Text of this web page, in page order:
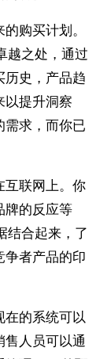
购买计划。
越之处，通过
历史，产品趋
以提升洞察
需求，而你已
互联网上。你
牌的反应等
结合起来，了
争者产品的印
在的系统可以
售人员可以通